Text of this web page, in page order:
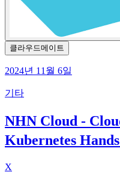
클라우드메이트
2024년 11월 6일
기타
NHN Cloud -
Kubernetes
X